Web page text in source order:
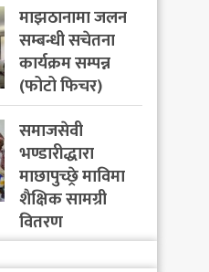
माझठानामा जलन
सम्बन्धी सचेतना
कार्यक्रम सम्पन्न
(फोटो फिचर)
समाजसेवी
भण्डारीद्धारा
माछापुच्छ्रे माविमा
शैक्षिक सामग्री
वितरण